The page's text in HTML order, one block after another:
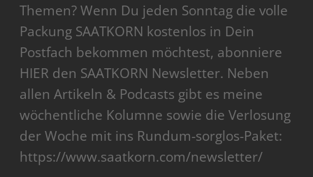
Themen? Wenn Du jeden Sonntag die volle
Packung SAATKORN kostenlos in Dein
Postfach bekommen möchtest, abonniere
HIER den SAATKORN Newsletter. Neben
allen Artikeln & Podcasts gibt es meine
wöchentliche Kolumne sowie die Verlosung
der Woche mit ins Rundum-sorglos-Paket:
https://www.saatkorn.com/newsletter/